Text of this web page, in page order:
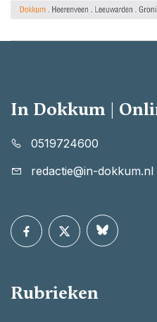
In Dokkum |
0519724600
redactie@in-dokkum.nl
Rubrieken